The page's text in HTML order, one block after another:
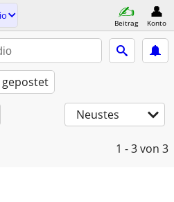
Beitrag Konto
Neustes
1 - 3von 3